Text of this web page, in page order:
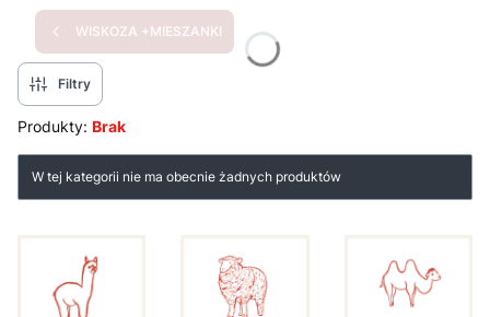
WISKOZA +MIESZANKI
Filtry
Produkty: Brak
Lista produktów
W tej kategorii nie ma obecnie żadnych produktów